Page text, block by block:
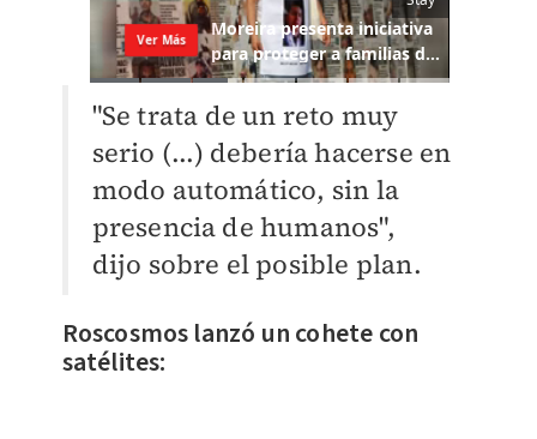
"Se trata de un reto muy
serio (...) debería hacerse en
modo automático, sin la
presencia de humanos",
dijo sobre el posible plan.
Roscosmos lanzó un cohete con
satélites: